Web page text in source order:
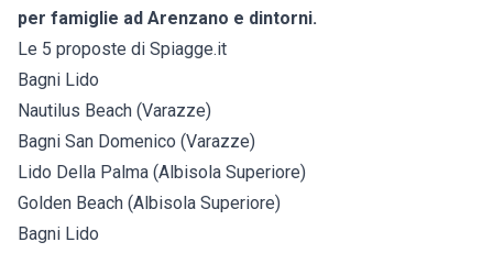
per famiglie ad Arenzano e dintorni.
Le 5 proposte di Spiagge.it
Bagni Lido
Nautilus Beach (Varazze)
Bagni San Domenico (Varazze)
Lido Della Palma (Albisola Superiore)
Golden Beach (Albisola Superiore)
Bagni Lido